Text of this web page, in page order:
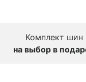
Комплект шин
на выбор в